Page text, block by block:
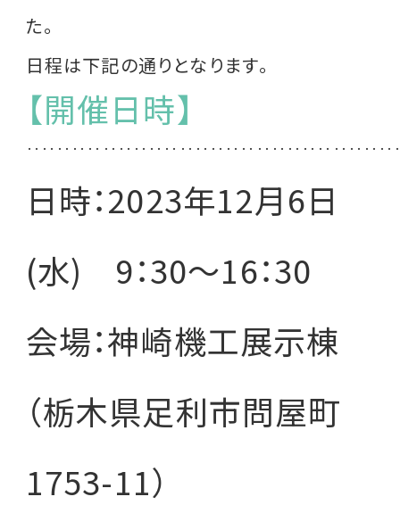
た。
日程は下記の通りとなります。
【開催日時】
日時：2023年12月6日
(水) 9：30～16：30
会場：神崎機工展示棟
（栃木県足利市問屋町
1753-11）